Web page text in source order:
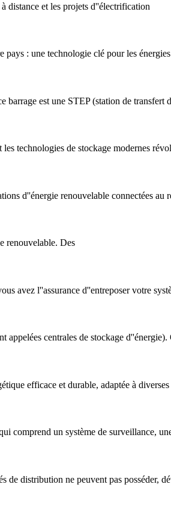
distance et les projets d''électrification
: une technologie clé pour les
est une STEP (station de transfert
technologies de stockage modernes
d''énergie renouvelable connectées au
renouvelable. Des
avez l''assurance d''entreposer votre
appelées centrales de stockage d''énergie).
efficace et durable, adaptée à
comprend un système de surveillance,
de distribution ne peuvent pas posséder,